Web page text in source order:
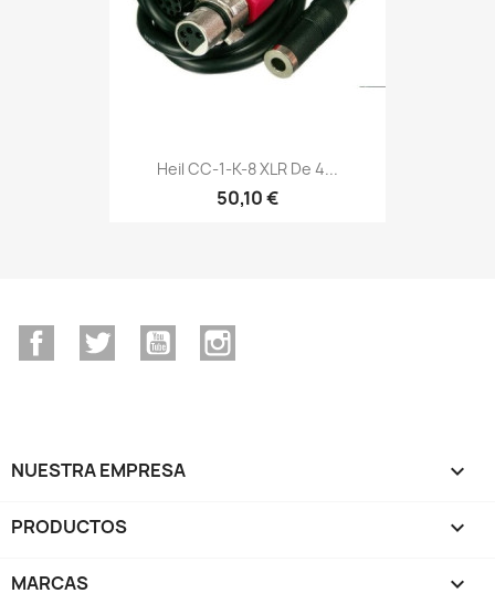
Heil CC-1-K-8 XLR De 4...
50,10 €
FacebookTwitter YouTube
NUESTRA EMPRESA 
PRODUCTOS 
MARCAS 